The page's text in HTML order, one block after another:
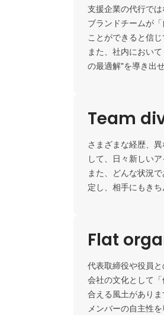
支援企業の代行で
ブランドチームが
ことができると信じ
また、社内におい
の最適解"を導き出
Team
さまざまな経歴、
して、日々新しい
また、どんな状況
定し、相手にもき
Flat
代表取締役や役員
会社の文化として
合える風土がありま
メンバーの自主性